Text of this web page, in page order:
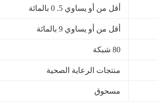
أقل من أو يساوي 5. 0 بالمائة
أقل من أو يساوي 9 بالمائة
80 شبكة
منتجات الرعاية الصحية
مسحوق